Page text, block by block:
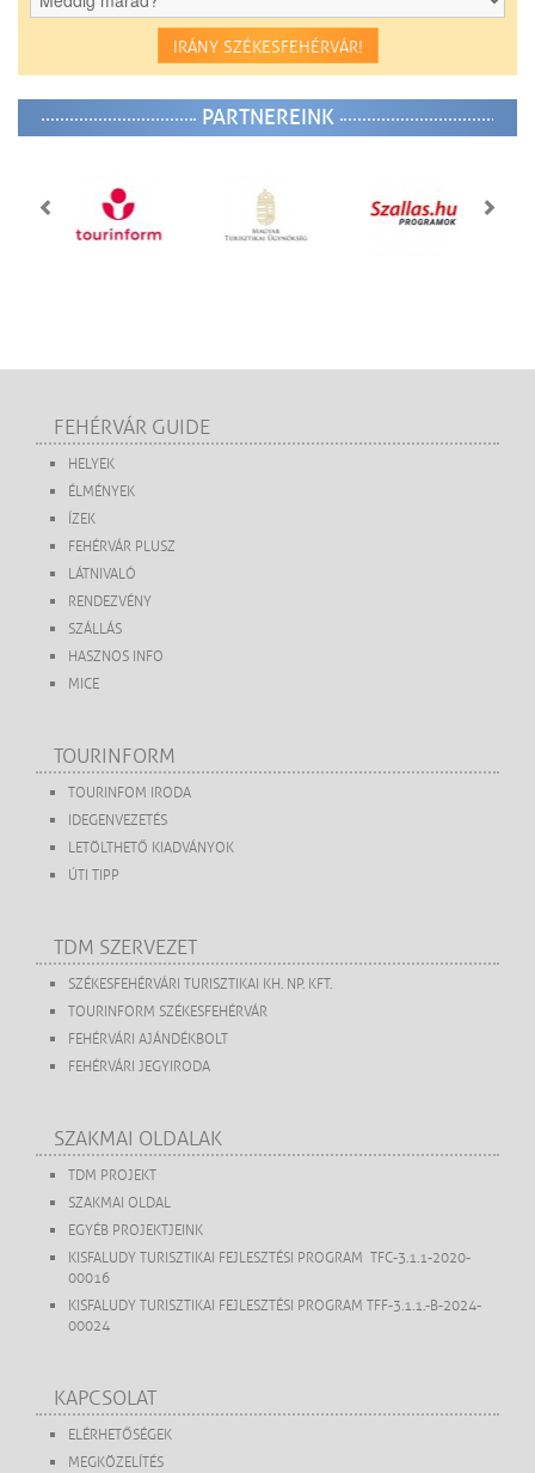
IRÁNY SZÉKESFEHÉRVÁR!
PARTNEREINK
FEHÉRVÁR GUIDE
HELYEK
ÉLMÉNYEK
ÍZEK
FEHÉRVÁR PLUSZ
LÁTNIVALÓ
RENDEZVÉNY
SZÁLLÁS
HASZNOS INFO
MICE
TOURINFORM
TOURINFOM IRODA
IDEGENVEZETÉS
LETÖLTHETŐ KIADVÁNYOK
ÚTI TIPP
TDM SZERVEZET
SZÉKESFEHÉRVÁRI TURISZTIKAI KH. NP. KFT.
TOURINFORM SZÉKESFEHÉRVÁR
FEHÉRVÁRI AJÁNDÉKBOLT
FEHÉRVÁRI JEGYIRODA
SZAKMAI OLDALAK
TDM PROJEKT
SZAKMAI OLDAL
EGYÉB PROJEKTJEINK
KISFALUDY TURISZTIKAI FEJLESZTÉSI PROGRAM TFC-3.1.1-2020-
00016
KISFALUDY TURISZTIKAI FEJLESZTÉSI PROGRAM TFF-3.1.1.-B-2024-
00024
KAPCSOLAT
ELÉRHETŐSÉGEK
MEGKÖZELÍTÉS